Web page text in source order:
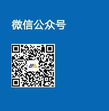
微信公众号